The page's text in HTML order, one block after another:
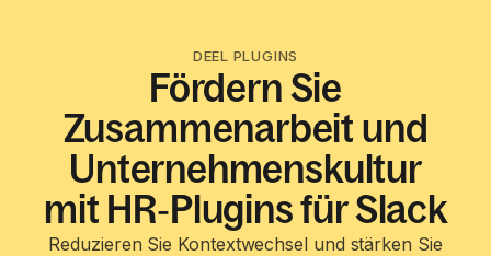
DEEL PLUGINS
Fördern Sie
Zusammenarbeit und
Unternehmenskultur
mit HR‑Plugins für Slack
Reduzieren Sie Kontextwechsel und stärken Sie